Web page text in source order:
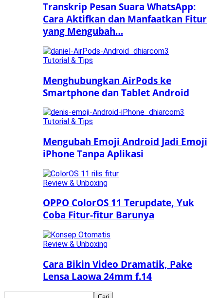
Transkrip Pesan Suara WhatsApp:
Cara Aktifkan dan Manfaatkan Fitur
yang Mengubah…
Tutorial & Tips
Menghubungkan AirPods ke
Smartphone dan Tablet Android
Tutorial & Tips
Mengubah Emoji Android Jadi Emoji
iPhone Tanpa Aplikasi
Review & Unboxing
OPPO ColorOS 11 Terupdate, Yuk
Coba Fitur-fitur Barunya
Review & Unboxing
Cara Bikin Video Dramatik, Pake
Lensa Laowa 24mm f.14